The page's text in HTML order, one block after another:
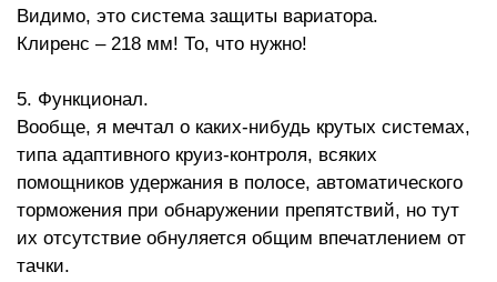
Видимо, это система защиты вариатора.
Клиренс – 218 мм! То, что нужно!
5. Функционал.
Вообще, я мечтал о каких-нибудь крутых системах,
типа адаптивного круиз-контроля, всяких
помощников удержания в полосе, автоматического
торможения при обнаружении препятствий, но тут
их отсутствие обнуляется общим впечатлением от
тачки.